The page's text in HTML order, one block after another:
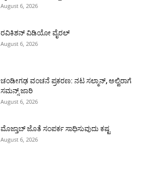
August 6, 2026
ರವಿಕಿಶನ್ ವಿಡಿಯೋ ವೈರಲ್
August 6, 2026
ಚಂಡೀಗಢ ವಂಚನೆ ಪ್ರಕರಣ: ನಟ ಸಲ್ಮಾನ್, ಅಲ್ವಿರಾಗೆ
ಸಮನ್ಸ್ ಜಾರಿ
August 6, 2026
ಮೊಜ್ತಾಬ್ ಜೊತೆ ಸಂಪರ್ಕ ಸಾಧಿಸುವುದು ಕಷ್ಟ
August 6, 2026